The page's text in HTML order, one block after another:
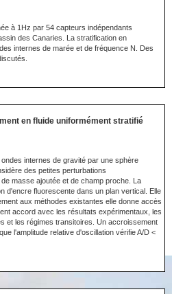
à 1Hz par 54 capteurs indépendants
des Canaries. La stratification en
internes de marée et de fréquence N. Des
en fluide uniformément stratifié
internes de gravité par une sphère
des petites perturbations
masse ajoutée et de champ proche. La
d'encre fluorescente dans un plan vertical. Elle
aux méthodes existantes elle donne accès
accord avec les résultats expérimentaux, les
et les régimes transitoires. Un accroissement
l'amplitude relative d'oscillation vérifie A/D <